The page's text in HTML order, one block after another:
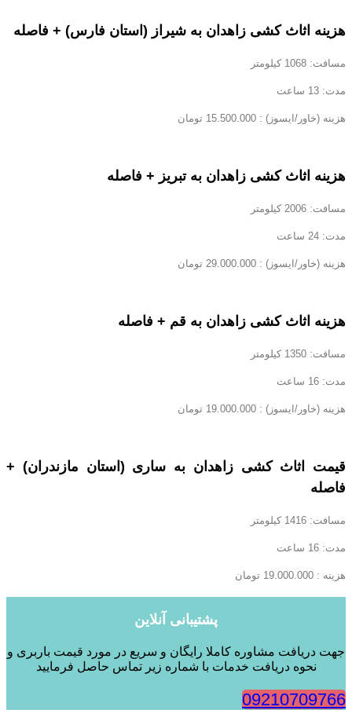
هزینه اثاث کشی زاهدان به شیراز (استان فارس) + فاصله
مسافت: 1068 کیلومتر
مدت: 13 ساعت
هزینه (خاور/ایسوز) : 15.500.000 تومان
هزینه اثاث کشی زاهدان به تبریز + فاصله
مسافت: 2006 کیلومتر
مدت: 24 ساعت
هزینه (خاور/ایسوز) : 29.000.000 تومان
هزینه اثاث کشی زاهدان به قم + فاصله
مسافت: 1350 کیلومتر
مدت: 16 ساعت
هزینه (خاور/ایسوز) : 19.000.000 تومان
قیمت اثاث کشی زاهدان به ساری (استان مازندران) +
فاصله
مسافت: 1416 کیلومتر
مدت: 16 ساعت
هزینه : 19.000.000 تومان
پشتیبانی آنلاین
جهت دریافت مشاوره کاملا رایگان و سریع در مورد قیمت باربری و
نحوه دریافت خدمات با شماره زیر تماس حاصل فرمایید
09210709766